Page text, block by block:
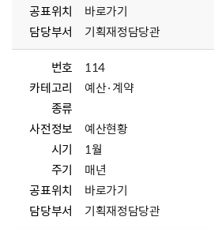
공표위치
바로가기
담당부서
기획재정담당관
번호
114
카테고리
예산·계약
종류
사전정보
예산현황
시기
1월
주기
매년
공표위치
바로가기
담당부서
기획재정담당관